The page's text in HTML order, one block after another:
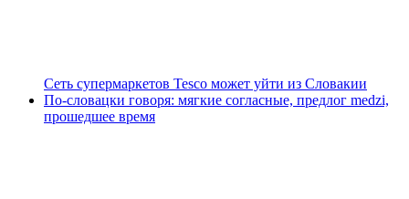
Сеть супермаркетов Tesco может уйти из Словакии
По-словацки говоря: мягкие согласные, предлог medzi,
прошедшее время